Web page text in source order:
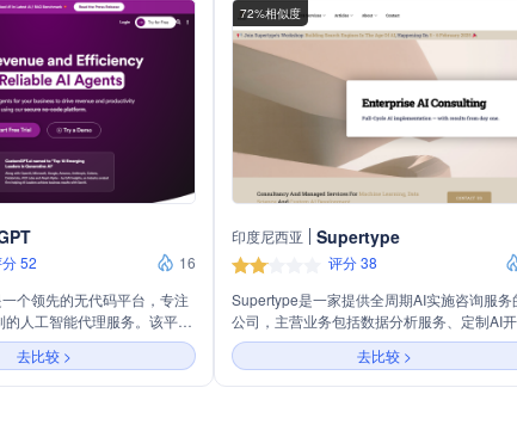
52
16
个领先的无代码平台，专注
人工智能代理服务。该平台
言模型（LLMs）技术，结合
提供准确、可信的自动客户服
而提高员工效率和客户互动体
去比较 >
72%相似度
印度尼西亚 Supertype
评分 38
Supertype是一家提供全周期AI实施咨询服务
公司，主营业务包括数据分析服务、定制AI开
发、数据科学咨询等。公司强调客户同理心
应客户的工作方式，尊重现有技术架构，提
定制软件开发到自动化流程的全方位服务。
去比较 >